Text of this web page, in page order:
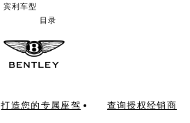
宾利车型
目录
打造您的专属座驾 查询授权经销商